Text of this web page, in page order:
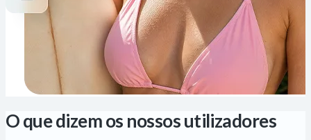
O que dizem os nossos utilizadores